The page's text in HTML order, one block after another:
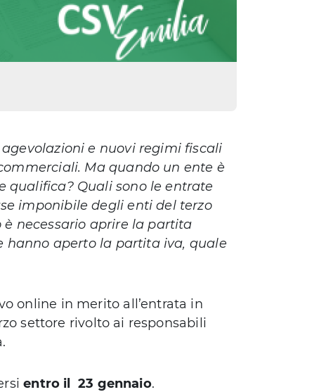
e nuovi regimi fiscali
Ma quando un ente è
qualifica? Quali sono le entrate
imponibile degli enti del terzo
necessario aprire la partita
hanno aperto la partita iva, quale
online in merito all’entrata in
settore rivolto ai responsabili
entro il 23 gennaio.